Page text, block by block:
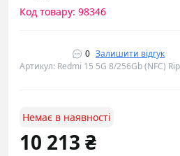
Код товару: 98346
0 Залишити відгук
Артикул: Redmi 15 5G 8/256Gb (NFC)
Немає в наявності
10 213 ₴